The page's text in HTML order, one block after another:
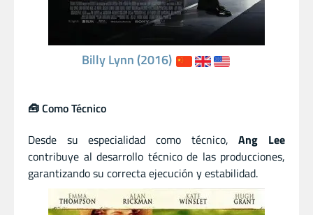
Billy Lynn (2016)
🧰 Como Técnico
Desde su especialidad como técnico,Ang Lee
contribuye al desarrollo técnico de las producciones,
garantizando su correcta ejecución y estabilidad.